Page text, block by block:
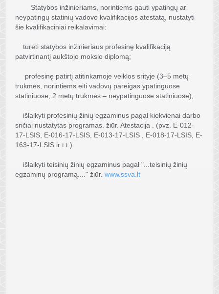
Statybos inžinieriams, norintiems gauti ypatingų ar
neypatingų statinių vadovo kvalifikacijos atestatą, nustatyti
šie kvalifikaciniai reikalavimai:
turėti statybos inžinieriaus profesinę kvalifikaciją
patvirtinantį aukštojo mokslo diplomą;
profesinę patirtį atitinkamoje veiklos srityje (3–5 metų
trukmės, norintiems eiti vadovų pareigas ypatinguose
statiniuose, 2 metų trukmės – neypatinguose statiniuose);
išlaikyti profesinių žinių egzaminus pagal kiekvienai darbo
sričiai nustatytas programas. žiūr. Atestacija . (pvz. E-012-
17-LSIS, E-016-17-LSIS, E-013-17-LSIS , E-018-17-LSIS, E-
163-17-LSIS ir t.t.)
išlaikyti teisinių žinių egzaminus pagal "...teisinių žinių
egzaminų programą...." žiūr. www.ssva.lt